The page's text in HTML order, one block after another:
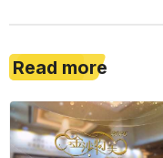
Read more